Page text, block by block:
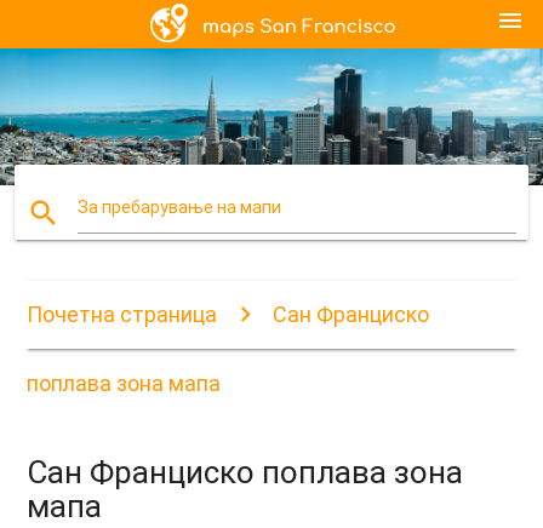
menu
search За пребарување на мапи
Почетна страница Сан Франциско
поплава зона мапа
Сан Франциско поплава зона
мапа